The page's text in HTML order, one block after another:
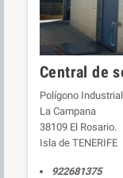
Central de
Polígono
La Campana
38109 El Rosario.
Isla de TENERIFE
922681375